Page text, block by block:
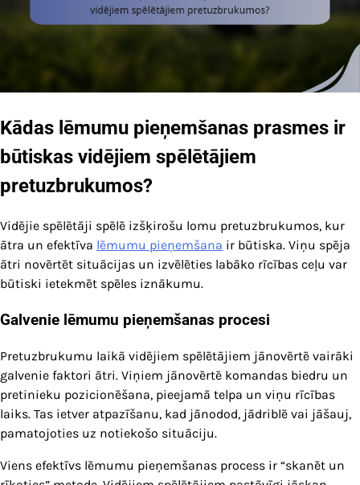
Kādas lēmumu pieņemšanas prasmes ir
būtiskas vidējiem spēlētājiem
pretuzbrukumos?
Vidējie spēlētāji spēlē izšķirošu lomu pretuzbrukumos, kur
ātra un efektīva lēmumu pieņemšana ir būtiska. Viņu spēja
ātri novērtēt situācijas un izvēlēties labāko rīcības ceļu var
būtiski ietekmēt spēles iznākumu.
Galvenie lēmumu pieņemšanas procesi
Pretuzbrukumu laikā vidējiem spēlētājiem jānovērtē vairāki
galvenie faktori ātri. Viņiem jānovērtē komandas biedru un
pretinieku pozicionēšana, pieejamā telpa un viņu rīcības
laiks. Tas ietver atpazīšanu, kad jānodod, jādriblē vai jāšauj,
pamatojoties uz notiekošo situāciju.
Viens efektīvs lēmumu pieņemšanas process ir “skanēt un